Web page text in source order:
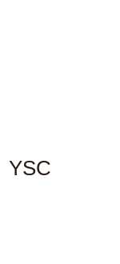
YSC